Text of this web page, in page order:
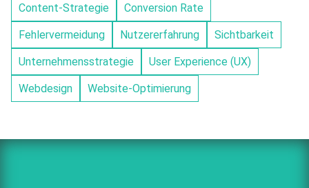
Content-Strategie Conversion Rate
Fehlervermeidung Nutzererfahrung Sichtbarkeit
Unternehmensstrategie User Experience (UX)
Webdesign Website-Optimierung